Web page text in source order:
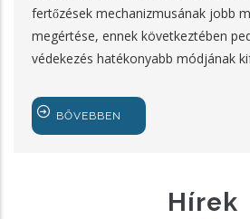
fertőzések mechanizmusának jobb
megértése, ennek következtében
védekezés hatékonyabb módjának
BŐVEBBEN
Hírek